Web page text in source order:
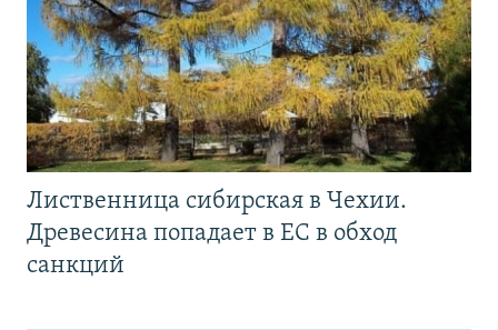
Лиственница сибирская в Чехии.
Древесина попадает в ЕС в обход
санкций